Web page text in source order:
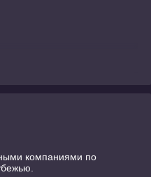
компаниями по